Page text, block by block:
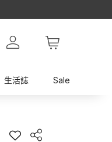
生活誌 Sale